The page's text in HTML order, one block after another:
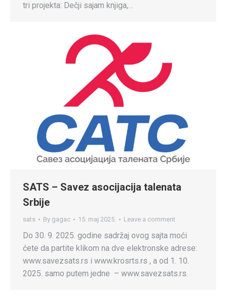
tri projekta: Dečji sajam knjiga,…
SATS – Savez asocijacija talenata
Srbije
sats By gagac 15. maj 2025. Leave a comment
Do 30. 9. 2025. godine sadržaj ovog sajta moći
ćete da partite klikom na dve elektronske adrese:
www.savezsats.rs i www.krosrts.rs , a od 1. 10.
2025. samo putem jedne – www.savezsats.rs.